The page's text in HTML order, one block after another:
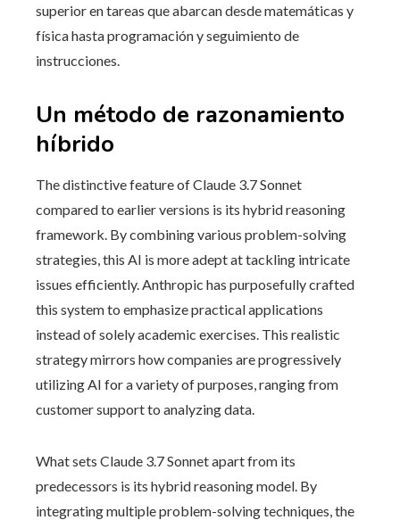
superior en tareas que abarcan desde matemáticas y
física hasta programación y seguimiento de
instrucciones.
Un método de razonamiento
híbrido
The distinctive feature of Claude 3.7 Sonnet
compared to earlier versions is its hybrid reasoning
framework. By combining various problem-solving
strategies, this AI is more adept at tackling intricate
issues efficiently. Anthropic has purposefully crafted
this system to emphasize practical applications
instead of solely academic exercises. This realistic
strategy mirrors how companies are progressively
utilizing AI for a variety of purposes, ranging from
customer support to analyzing data.
What sets Claude 3.7 Sonnet apart from its
predecessors is its hybrid reasoning model. By
integrating multiple problem-solving techniques, the